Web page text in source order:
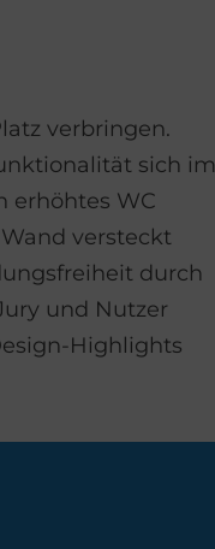
verbringen.
sich im
erhöhtes WC
versteckt
durch
und Nutzer
Highlights